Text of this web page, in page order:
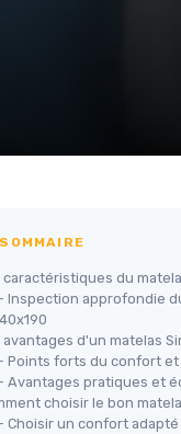
SOMMAIRE
caractéristiques du
Inspection approfondie
avantages d'un matelas
Points forts du confort et
Avantages pratiques et
choisir le bon
Choisir un confort adapté